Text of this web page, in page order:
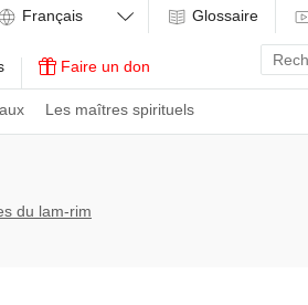
Les maîtres spirituels
Faire un don
Glossaire
Enter
search
term
du lam-rim